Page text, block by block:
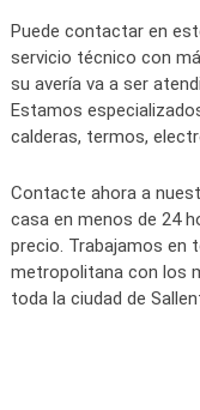
Puede contactar en
servicio técnico con
su avería va a ser
Estamos
calderas, termos,
Contacte ahora a
casa en menos de 24
precio. Trabajamos en
metropolitana con los
toda la ciudad de